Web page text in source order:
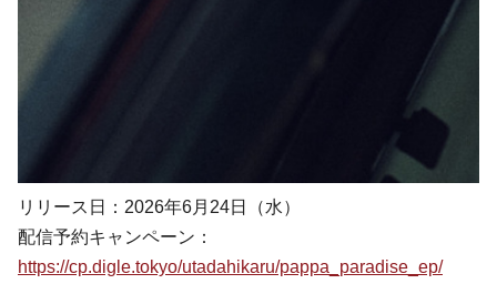
リリース日：2026年6月24日（水）
配信予約キャンペーン：
https://cp.digle.tokyo/utadahikaru/pappa_paradise_ep/